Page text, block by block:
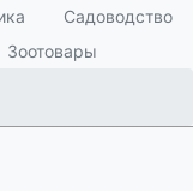
Садоводство
Зоотовары